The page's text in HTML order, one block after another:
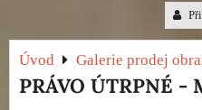
Úvod Galerie prodej
PRÁVO ÚTRPNÉ -